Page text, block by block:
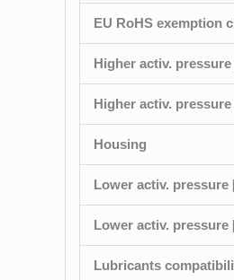
EU RoHS exemption
Higher activ.
Higher activ.
Housing
Lower activ. pressure
Lower activ. pressure
Lubricants